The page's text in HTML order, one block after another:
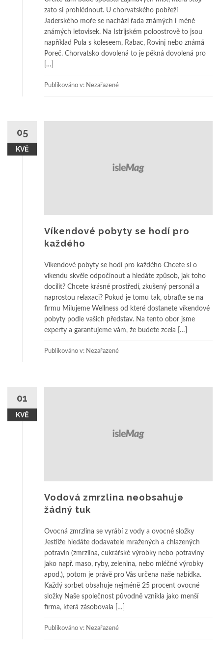
zato si prohlédnout. U chorvatského pobřeží
Jaderského moře se nachází řada známých i méně
známých letovisek. Na Istrijském poloostrově to jsou
například Pula s koleseem, Rabac, Rovinj nebo známá
Poreč. Chorvatsko dovolená to je pěkná dovolená pro
[…]
Publikováno v: Nezařazené
05
KVĚ
Víkendové pobyty se hodí pro
každého
Víkendové pobyty se hodí pro každého Chcete si o
víkendu skvěle odpočinout a hledáte způsob, jak toho
docílit? Chcete krásné prostředí, zkušený personál a
naprostou relaxaci? Pokud je tomu tak, obraťte se na
firmu Milujeme Wellness od které dostanete víkendové
pobyty podle vašich představ. Na tento obor jsme
experty a garantujeme vám, že budete zcela […]
Publikováno v: Nezařazené
01
KVĚ
Vodová zmrzlina neobsahuje
žádný tuk
Ovocná zmrzlina se vyrábí z vody a ovocné složky
Jestliže hledáte dodavatele mražených a chlazených
potravin (zmrzlina, cukrářské výrobky nebo potraviny
jako např. maso, ryby, zelenina, nebo mléčné výrobky
apod.), potom je právě pro Vás určena naše nabídka.
Každý sorbet obsahuje nejméně 25 procent ovocné
složky Naše společnost původně vznikla jako menší
firma, která zásobovala […]
Publikováno v: Nezařazené